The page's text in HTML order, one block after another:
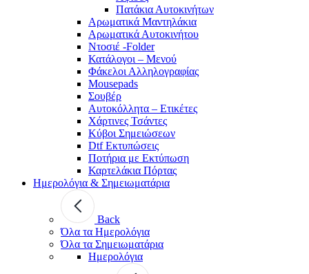
Πατάκια Αυτοκινήτων
Αρωματικά Μαντηλάκια
Αρωματικά Αυτοκινήτου
Ντοσιέ -Folder
Κατάλογοι – Μενού
Φάκελοι Αλληλογραφίας
Mousepads
Σουβέρ
Αυτοκόλλητα – Ετικέτες
Χάρτινες Τσάντες
Κύβοι Σημειώσεων
Dtf Εκτυπώσεις
Ποτήρια με Εκτύπωση
Καρτελάκια Πόρτας
Ημερολόγια & Σημειωματάρια
Back
Όλα τα Ημερολόγια
Όλα τα Σημειωματάρια
Ημερολόγια